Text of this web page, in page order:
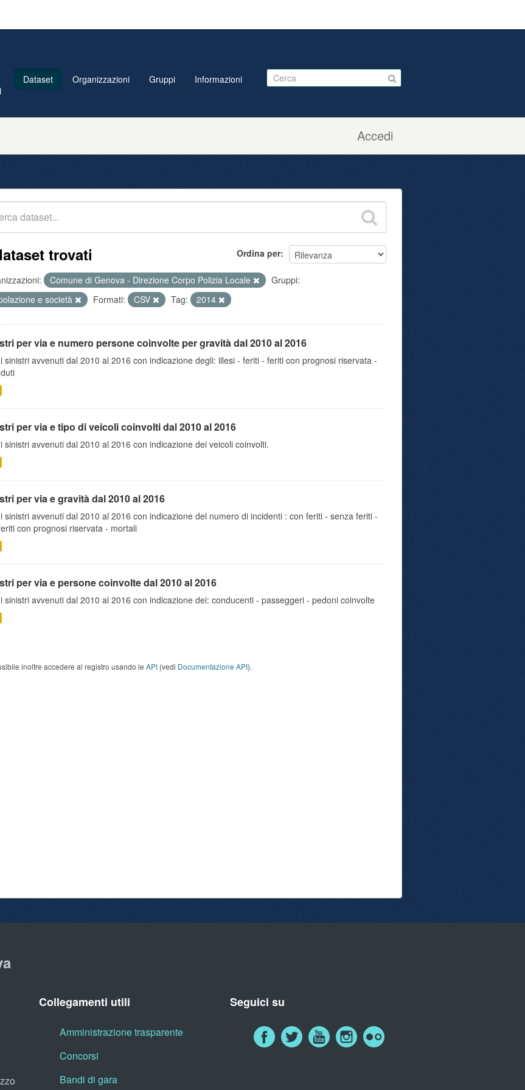
Accedi
Dataset Organizzazioni Gruppi Informazioni
Ordina per
trovati
Comune di Genova - Direzione Corpo Polizia Locale
Gruppi:
e società
Formati: CSV Tag: 2014
per via e numero persone coinvolte per gravità dal 2010 al 2016
sinistri avvenuti dal 2010 al 2016 con indicazione degli: illesi - feriti - feriti con prognosi riservata -
per via e tipo di veicoli coinvolti dal 2010 al 2016
sinistri avvenuti dal 2010 al 2016 con indicazione dei veicoli coinvolti.
per via e gravità dal 2010 al 2016
sinistri avvenuti dal 2010 al 2016 con indicazione del numero di incidenti : con feriti - senza feriti -
con prognosi riservata - mortali
per via e persone coinvolte dal 2010 al 2016
sinistri avvenuti dal 2010 al 2016 con indicazione dei: conducenti - passeggeri - pedoni coinvolte
inoltre accedere al registro usando le API (vedi Documentazione API).
Collegamenti utili
Amministrazione trasparente
Concorsi
Bandi di gara
Seguici su